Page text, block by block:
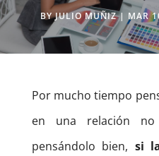
BYJULIO MUÑIZ| MAR
Por mucho tiempo
en una relación no
pensándolo bien, si